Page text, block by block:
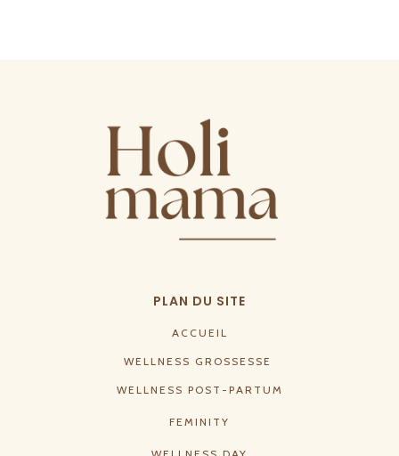
PLAN DU SITE
ACCUEIL
WELLNESS GROSSESSE
WELLNESS POST-PARTUM
FEMINITY